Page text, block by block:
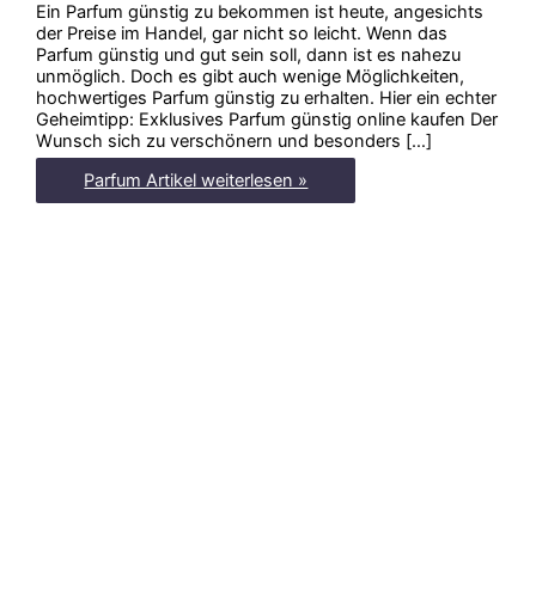
Ein Parfum günstig zu bekommen ist heute, angesichts
der Preise im Handel, gar nicht so leicht. Wenn das
Parfum günstig und gut sein soll, dann ist es nahezu
unmöglich. Doch es gibt auch wenige Möglichkeiten,
hochwertiges Parfum günstig zu erhalten. Hier ein echter
Geheimtipp: Exklusives Parfum günstig online kaufen Der
Wunsch sich zu verschönern und besonders […]
Parfum
günstig
Parfum Artikel weiterlesen »